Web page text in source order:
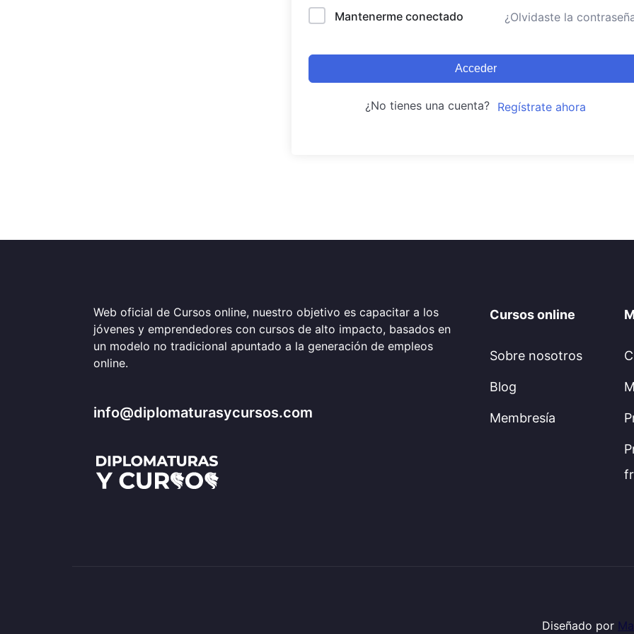
Mantenerme conectado ¿Olvidaste la
Acceder
¿No tienes una cuenta? Regístrate ahora
Web oficial de Cursos online, nuestro objetivo es capacitar a los
jóvenes y emprendedores con cursos de alto impacto, basados en
un modelo no tradicional apuntado a la generación de empleos
online.
info@diplomaturasycursos.com
Cursos online
Sobre nosotros
Blog
Membresía
Diseñado por